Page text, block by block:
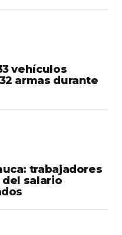
vehículos
armas durante
trabajadores
del salario